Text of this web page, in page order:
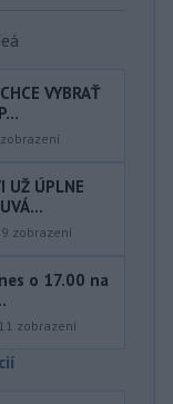
VYBRAŤ
zobrazení
UŽ ÚPLNE
zobrazení
o 17.00 na
zobrazení